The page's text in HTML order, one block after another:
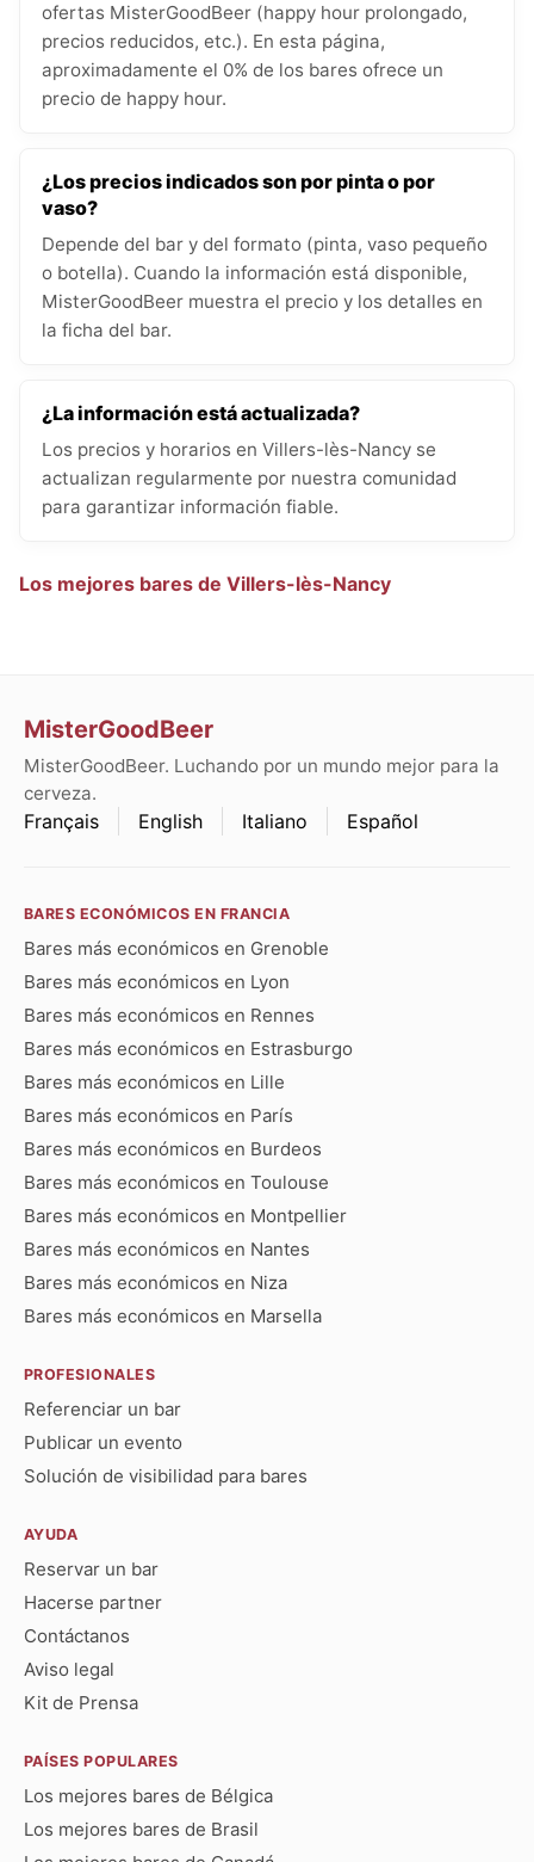
ofertas MisterGoodBeer (happy hour prolongado,
precios reducidos, etc.). En esta página,
aproximadamente el 0% de los bares ofrece un
precio de happy hour.
¿Los precios indicados son por pinta o por
vaso?
Depende del bar y del formato (pinta, vaso pequeño
o botella). Cuando la información está disponible,
MisterGoodBeer muestra el precio y los detalles en
la ficha del bar.
¿La información está actualizada?
Los precios y horarios en Villers-lès-Nancy se
actualizan regularmente por nuestra comunidad
para garantizar información fiable.
Los mejores bares de Villers-lès-Nancy
MisterGoodBeer
MisterGoodBeer. Luchando por un mundo mejor para la
cerveza.
Français English Italiano Español
BARES ECONÓMICOS EN FRANCIA
Bares más económicos en Grenoble
Bares más económicos en Lyon
Bares más económicos en Rennes
Bares más económicos en Estrasburgo
Bares más económicos en Lille
Bares más económicos en París
Bares más económicos en Burdeos
Bares más económicos en Toulouse
Bares más económicos en Montpellier
Bares más económicos en Nantes
Bares más económicos en Niza
Bares más económicos en Marsella
PROFESIONALES
Referenciar un bar
Publicar un evento
Solución de visibilidad para bares
AYUDA
Reservar un bar
Hacerse partner
Contáctanos
Aviso legal
Kit de Prensa
PAÍSES POPULARES
Los mejores bares de Bélgica
Los mejores bares de Brasil